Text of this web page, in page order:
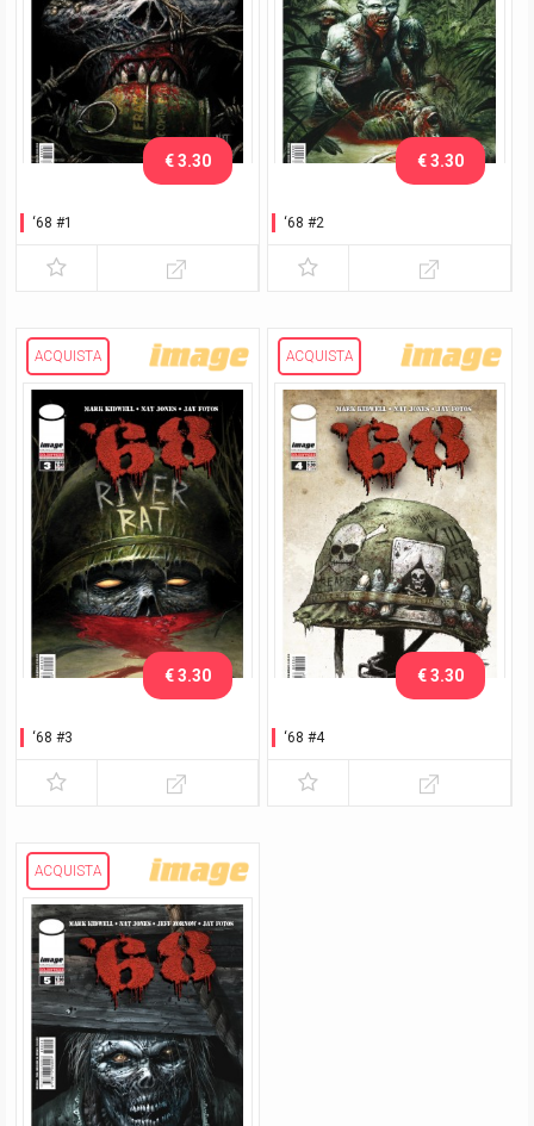
‘68 #1
€ 3.30
‘68 #2
€ 3.30
ACQUISTA
‘68 #3
€ 3.30
ACQUISTA
‘68 #4
€ 3.30
ACQUISTA